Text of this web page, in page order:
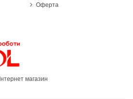
Оферта
Інтернет магазин